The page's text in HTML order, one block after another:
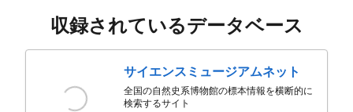
収録されているデータベース
サイエンスミュージアムネット
全国の自然史系博物館の標本情報を横断的に
検索するサイト